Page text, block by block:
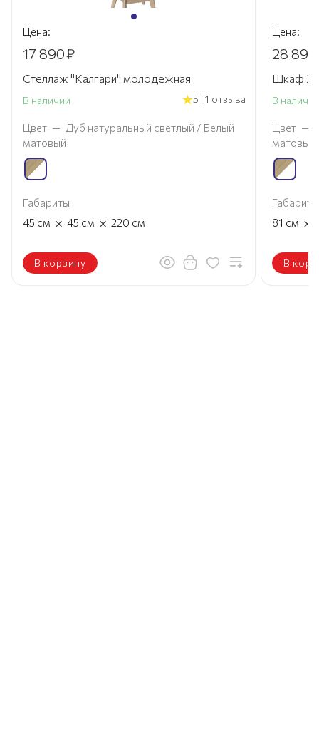
Цена:
17 890₽
Стеллаж "Калгари" молодежная
В наличии 5 | 1 отзыва
Цвет — Дуб натуральный светлый / Белый
матовый
Габариты
45 см × 45 см × 220 см
В корзину
Цена:
28 890
Шкаф 2
В наличии
Цвет —
матовый
Габариты
81 см ×
В